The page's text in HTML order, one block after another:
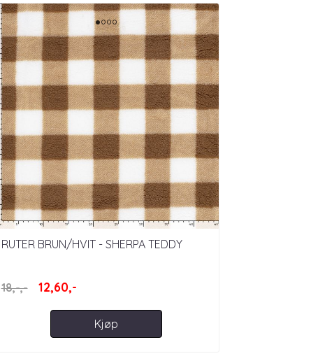
RUTER BRUN/HVIT - SHERPA TEDDY
18,-,-
12,60,-
Kjøp